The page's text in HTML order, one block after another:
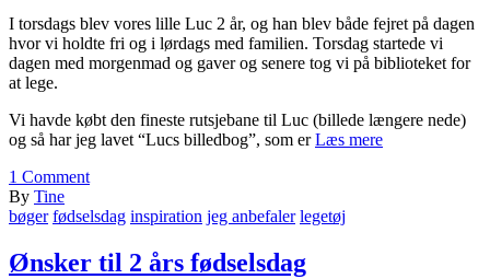
I torsdags blev vores lille Luc 2 år, og han blev både fejret på dagen
hvor vi holdte fri og i lørdags med familien. Torsdag startede vi
dagen med morgenmad og gaver og senere tog vi på biblioteket for
at lege.
Vi havde købt den fineste rutsjebane til Luc (billede længere nede)
og så har jeg lavet “Lucs billedbog”, som erLæs mere
1 Comment
By Tine
bøger fødselsdag inspiration jeg anbefaler legetøj
Ønsker til 2 års fødselsdag